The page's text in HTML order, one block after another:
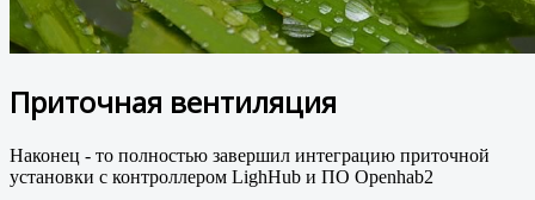
Приточная вентиляция
Наконец - то полностью завершил интеграцию приточной
установки с контроллером LighHub и ПО Openhab2